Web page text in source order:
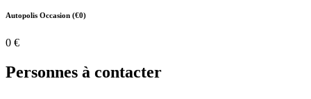
Autopolis Occasion (€0)
0 €
Personnes à contacter